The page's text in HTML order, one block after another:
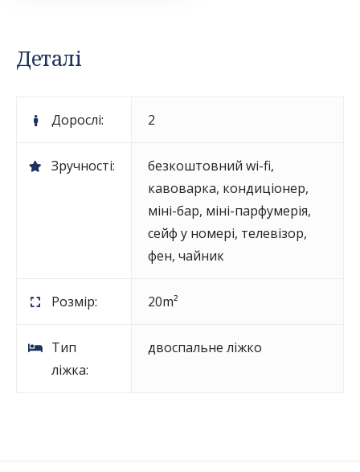
Деталі
Дорослі: 2
Зручності: безкоштовний wi-fi,
кавоварка, кондиціонер,
міні-бар, міні-парфумерія,
сейф у номері, телевізор,
фен, чайник
Розмір: 20m²
Тип
ліжка:
двоспальне ліжко